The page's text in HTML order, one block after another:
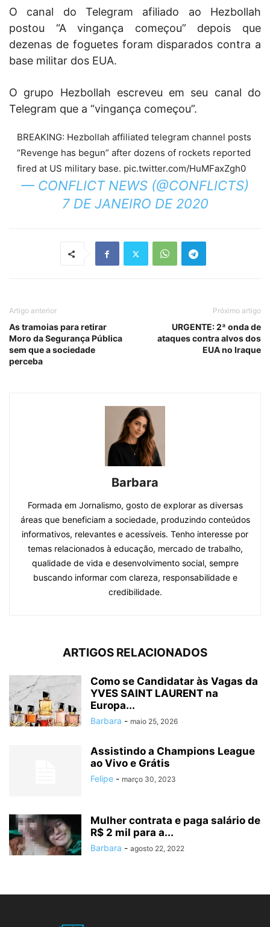
O canal do Telegram afiliado ao Hezbollah
postou “A vingança começou” depois que
dezenas de foguetes foram disparados contra a
base militar dos EUA.
O grupo Hezbollah escreveu em seu canal do
Telegram que a “vingança começou”.
BREAKING: Hezbollah affiliated telegram channel posts
“Revenge has begun” after dozens of rockets reported
fired at US military base. pic.twitter.com/HuMFaxZgh0
— CONFLICT NEWS (@CONFLICTS)
7 DE JANEIRO DE 2020
Artigo anterior
As tramoias para retirar
Moro da Segurança Pública
sem que a sociedade
perceba
Próximo artigo
URGENTE: 2ª onda de
ataques contra alvos dos
EUA no Iraque
Barbara
Formada em Jornalismo, gosto de explorar as diversas
áreas que beneficiam a sociedade, produzindo conteúdos
informativos, relevantes e acessíveis. Tenho interesse por
temas relacionados à educação, mercado de trabalho,
qualidade de vida e desenvolvimento social, sempre
buscando informar com clareza, responsabilidade e
credibilidade.
ARTIGOS RELACIONADOS
Como se Candidatar às Vagas da
YVES SAINT LAURENT na
Europa...
Barbara - maio 25, 2026
Assistindo a Champions League
ao Vivo e Grátis
Felipe - março 30, 2023
Mulher contrata e paga salário de
R$ 2 mil para a...
Barbara - agosto 22, 2022